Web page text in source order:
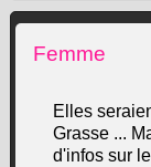
Femme
Elles
Grasse ...
d'infos sur